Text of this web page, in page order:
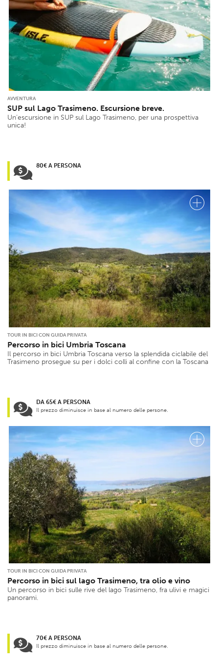
AVVENTURA
SUP sul Lago Trasimeno. Escursione breve.
Un’escursione in SUP sul Lago Trasimeno, per una prospettiva
unica!
80€ A PERSONA
TOUR IN BICI CON GUIDA PRIVATA
Percorso in bici Umbria Toscana
Il percorso in bici Umbria Toscana verso la splendida ciclabile del
Trasimeno prosegue su per i dolci colli al confine con la Toscana
DA 65€ A PERSONA
Il prezzo diminuisce in base al numero delle persone.
TOUR IN BICI CON GUIDA PRIVATA
Percorso in bici sul lago Trasimeno, tra olio e vino
Un percorso in bici sulle rive del lago Trasimeno, fra ulivi e magici
panorami.
70€ A PERSONA
Il prezzo diminuisce in base al numero delle persone.